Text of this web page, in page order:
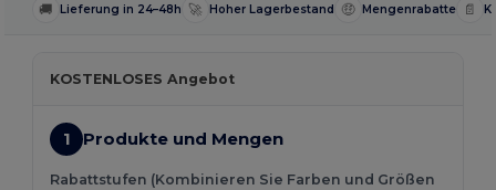
🚚 Lieferung in 24–48h 🚀 Hoher Lagerbestand 🤑 Mengenrabatte 📄
KOSTENLOSES Angebot
1 Produkte und Mengen
Rabattstufen (Kombinieren Sie Farben und Größen